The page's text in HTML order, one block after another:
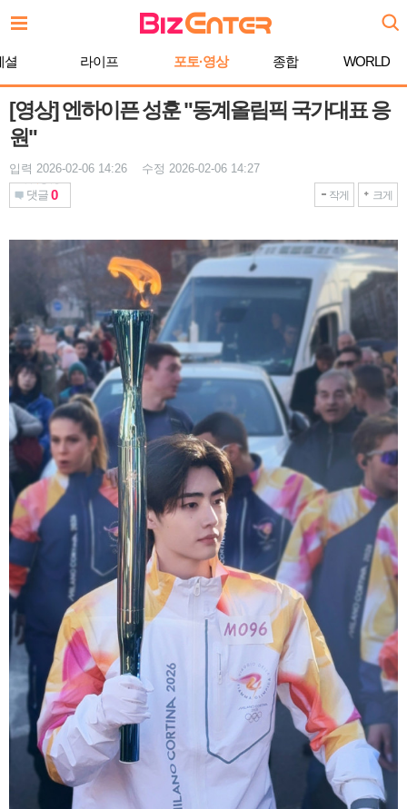
문
로
기
셜 라이프 포토·영상 종합 WORLD
[영상] 엔하이픈 성훈 "동계올림픽 국가대표 응
원"
입력 2026-02-06 14:26 수정 2026-02-06 14:27
댓글 0 작게 크게